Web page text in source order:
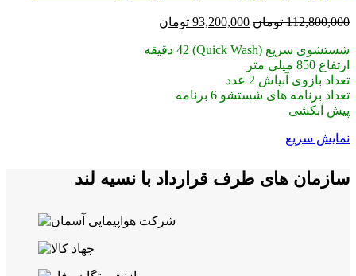
112,800,000 تومان قیمت
112,800,000 تومان
بود.
93,200,000 تومان
93,200,000 تومان.
شستشوی سریع (Quick Wash) 42 دقیقه
ارتفاع 850 میلی متر
تعداد بازوی آبپاش 2 عدد
تعداد برنامه های شستشو 6 برنامه
پیش آبکشی
نمایش سریع
سازمان های طرف قرارداد با نسیه لند